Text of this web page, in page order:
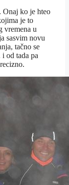
Onaj ko je hteo
je to
vremena u
sasvim novu
tačno se
od tada pa